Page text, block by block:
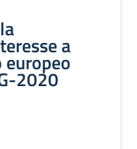
a
europeo
2020